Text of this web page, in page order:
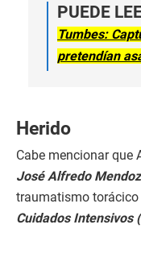
PUEDE
Tumbes:
pretendían
Herido
Cabe mencionar que
José Alfredo
traumatismo torácico
Cuidados Intensivos